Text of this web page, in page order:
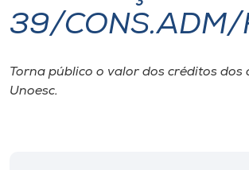
I.nova
Diplomados
39/CONS.ADM/
Torna público o valor dos créditos dos
Unoesc.